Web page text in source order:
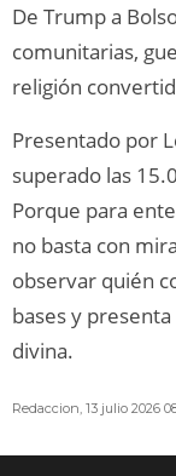
De Trump a
comunitarias,
religión
Presentado por
superado las
Porque para
no basta con
observar quién
bases y
divina.
Redaccion 13 julio 2026